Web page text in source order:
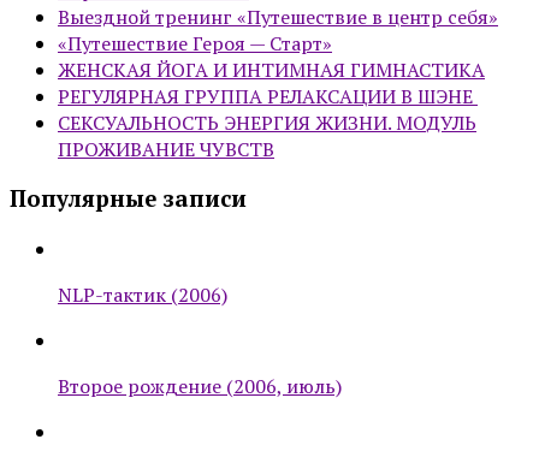
Выездной тренинг «Путешествие в центр себя»
«Путешествие Героя — Старт»
ЖЕНСКАЯ ЙОГА И ИНТИМНАЯ ГИМНАСТИКА
РЕГУЛЯРНАЯ ГРУППА РЕЛАКСАЦИИ В ШЭНЕ
СЕКСУАЛЬНОСТЬ ЭНЕРГИЯ ЖИЗНИ. МОДУЛЬ
ПРОЖИВАНИЕ ЧУВСТВ
Популярные записи
NLP-тактик (2006)
Второе рождение (2006, июль)